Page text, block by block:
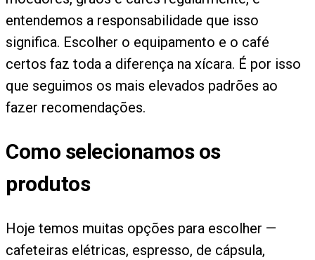
entendemos a responsabilidade que isso
significa. Escolher o equipamento e o café
certos faz toda a diferença na xícara. É por isso
que seguimos os mais elevados padrões ao
fazer recomendações.
Como selecionamos os
produtos
Hoje temos muitas opções para escolher —
cafeteiras elétricas, espresso, de cápsula,